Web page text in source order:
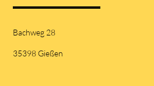
Bachweg 28
35398 Gießen